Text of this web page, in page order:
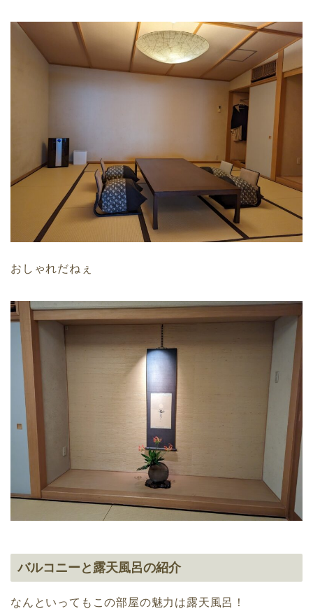
おしゃれだねぇ
バルコニーと露天風呂の紹介
なんといってもこの部屋の魅力は露天風呂！